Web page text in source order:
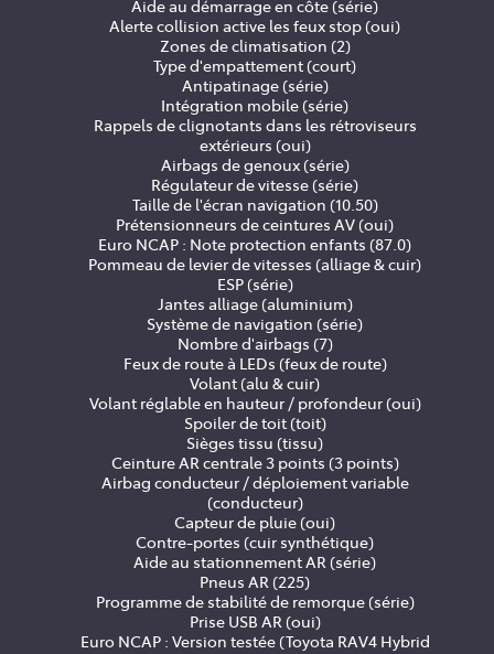
Aide au démarrage en côte (série)
Alerte collision active les feux stop (oui)
Zones de climatisation (2)
Type d'empattement (court)
Antipatinage (série)
Intégration mobile (série)
Rappels de clignotants dans les rétroviseurs
extérieurs (oui)
Airbags de genoux (série)
Régulateur de vitesse (série)
Taille de l'écran navigation (10.50)
Prétensionneurs de ceintures AV (oui)
Euro NCAP : Note protection enfants (87.0)
Pommeau de levier de vitesses (alliage & cuir)
ESP (série)
Jantes alliage (aluminium)
Système de navigation (série)
Nombre d'airbags (7)
Feux de route à LEDs (feux de route)
Volant (alu & cuir)
Volant réglable en hauteur / profondeur (oui)
Spoiler de toit (toit)
Sièges tissu (tissu)
Ceinture AR centrale 3 points (3 points)
Airbag conducteur / déploiement variable
(conducteur)
Capteur de pluie (oui)
Contre-portes (cuir synthétique)
Aide au stationnement AR (série)
Pneus AR (225)
Programme de stabilité de remorque (série)
Prise USB AR (oui)
Euro NCAP : Version testée (Toyota RAV4 Hybrid